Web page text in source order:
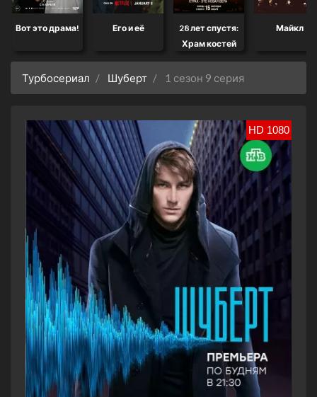
Вот это драма! Его и её
28 лет спустя:
Храм костей
Майкл
Турбосериал Шуберт 1 сезон 9 серия
HD 1080